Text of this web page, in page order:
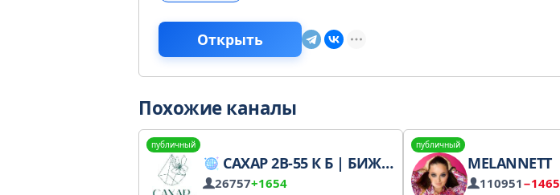
Открыть
Похожие каналы
публичный
САХАР 2В-55 К Б | БИЖУТЕРИЯ ОПТ
26757+1654
публичный
MELANNETT
110951−1465